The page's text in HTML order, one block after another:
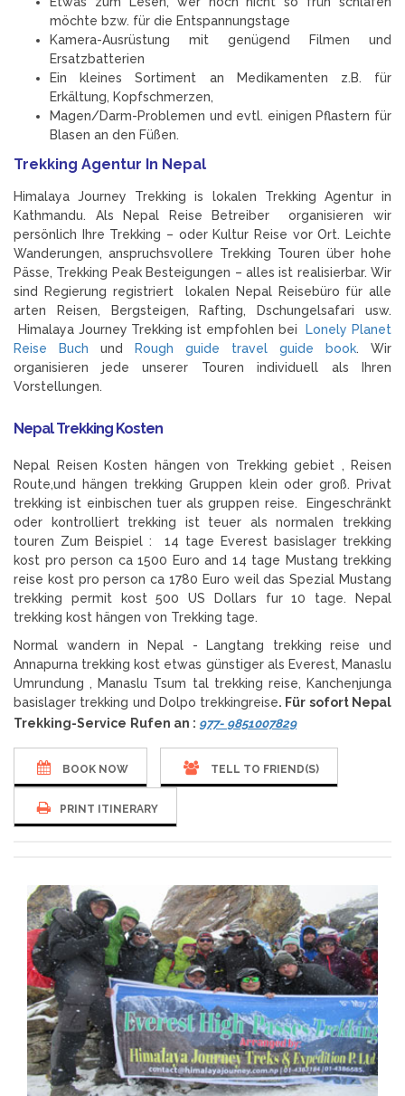
möchte bzw. für die Entspannungstage
Kamera-Ausrüstung mit genügend Filmen und
Ersatzbatterien
Ein kleines Sortiment an Medikamenten z.B. für
Erkältung, Kopfschmerzen,
Magen/Darm-Problemen und evtl. einigen Pflastern für
Blasen an den Füßen.
Trekking Agentur In Nepal
Himalaya Journey Trekking is lokalen Trekking Agentur in
Kathmandu. Als Nepal Reise Betreiber organisieren wir
persönlich Ihre Trekking – oder Kultur Reise vor Ort. Leichte
Wanderungen, anspruchsvollere Trekking Touren über hohe
Pässe, Trekking Peak Besteigungen – alles ist realisierbar. Wir
sind Regierung registriert lokalen Nepal Reisebüro für alle
arten Reisen, Bergsteigen, Rafting, Dschungelsafari usw.
Himalaya Journey Trekking ist empfohlen bei
Lonely Planet
Reise Buch und Rough guide travel guide book. Wir
organisieren jede unserer Touren individuell als Ihren
Vorstellungen.
Nepal Trekking Kosten
Nepal Reisen Kosten hängen von Trekking gebiet , Reisen
Route,und hängen trekking Gruppen klein oder groß. Privat
trekking ist einbischen tuer als gruppen reise. Eingeschränkt
oder kontrolliert trekking ist teuer als normalen trekking
touren Zum Beispiel : 14 tage Everest basislager trekking
kost pro person ca 1500 Euro and 14 tage Mustang trekking
reise kost pro person ca 1780 Euro weil das Spezial Mustang
trekking permit kost 500 US Dollars fur 10 tage. Nepal
trekking kost hängen von Trekking tage.
Normal wandern in Nepal - Langtang trekking reise und
Annapurna trekking kost etwas günstiger als Everest, Manaslu
Umrundung , Manaslu Tsum tal trekking reise, Kanchenjunga
basislager trekking und Dolpo trekkingreise. Für sofort Nepal
Trekking-Service Rufen an : 977- 9851007829
BOOK NOW TELL TO FRIEND(S)
PRINT ITINERARY